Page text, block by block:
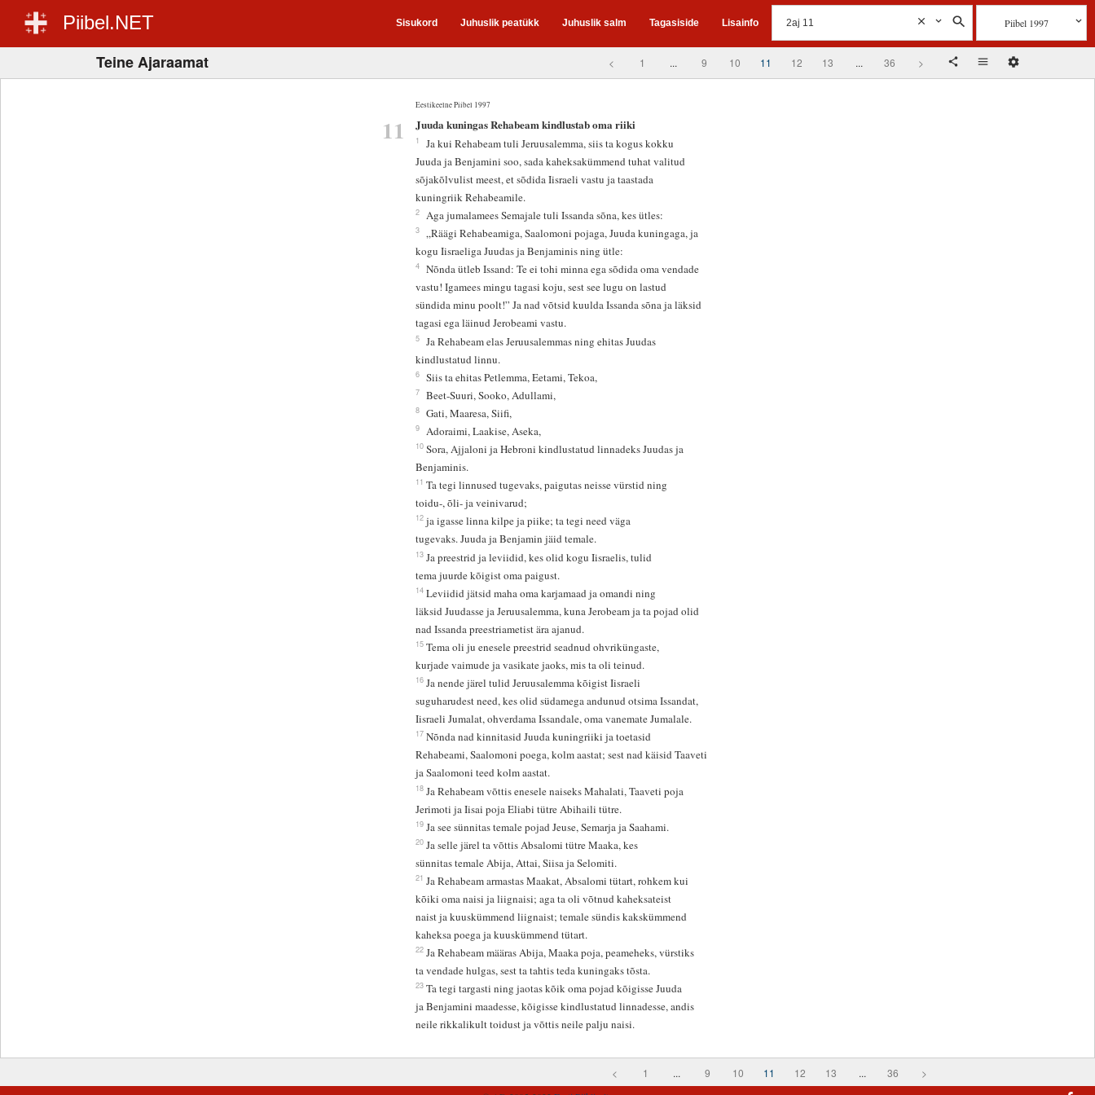
Piibel.NET Sisukord Juhuslik peatükk Juhuslik salm Tagasiside Lisainfo Piibel 1997
Teine Ajaraamat < 1 ... 9 10 11 12 13 ... 36 >
Eestikeelne Piibel 1997
11 Juuda kuningas Rehabeam kindlustab oma riiki
1
Ja kui Rehabeam tuli Jeruusalemma, siis ta kogus kokku
Juuda ja Benjamini soo, sada kaheksakümmend tuhat valitud
sõjakõlvulist meest, et sõdida Iisraeli vastu ja taastada
kuningriik Rehabeamile.
2 Aga jumalamees Semajale tuli Issanda sõna, kes ütles:
3 „Räägi Rehabeamiga, Saalomoni pojaga, Juuda kuningaga, ja
kogu Iisraeliga Juudas ja Benjaminis ning ütle:
4 Nõnda ütleb Issand: Te ei tohi minna ega sõdida oma vendade
vastu! Igamees mingu tagasi koju, sest see lugu on lastud
sündida minu poolt!” Ja nad võtsid kuulda Issanda sõna ja läksid
tagasi ega läinud Jerobeami vastu.
5 Ja Rehabeam elas Jeruusalemmas ning ehitas Juudas
kindlustatud linnu.
6 Siis ta ehitas Petlemma, Eetami, Tekoa,
7 Beet-Suuri, Sooko, Adullami,
8 Gati, Maaresa, Siifi,
9 Adoraimi, Laakise, Aseka,
10 Sora, Ajjaloni ja Hebroni kindlustatud linnadeks Juudas ja
Benjaminis.
11 Ta tegi linnused tugevaks, paigutas neisse vürstid ning
toidu-, õli- ja veinivarud;
12 ja igasse linna kilpe ja piike; ta tegi need väga
tugevaks. Juuda ja Benjamin jäid temale.
13 Ja preestrid ja leviidid, kes olid kogu Iisraelis, tulid
tema juurde kõigist oma paigust.
14 Leviidid jätsid maha oma karjamaad ja omandi ning
läksid Juudasse ja Jeruusalemma, kuna Jerobeam ja ta pojad olid
nad Issanda preestriametist ära ajanud.
15 Tema oli ju enesele preestrid seadnud ohvriküngaste,
kurjade vaimude ja vasikate jaoks, mis ta oli teinud.
16 Ja nende järel tulid Jeruusalemma kõigist Iisraeli
suguharudest need, kes olid südamega andunud otsima Issandat,
Iisraeli Jumalat, ohverdama Issandale, oma vanemate Jumalale.
17 Nõnda nad kinnitasid Juuda kuningriiki ja toetasid
Rehabeami, Saalomoni poega, kolm aastat; sest nad käisid Taaveti
ja Saalomoni teed kolm aastat.
18 Ja Rehabeam võttis enesele naiseks Mahalati, Taaveti poja
Jerimoti ja Iisai poja Eliabi tütre Abihaili tütre.
19 Ja see sünnitas temale pojad Jeuse, Semarja ja Saahami.
20 Ja selle järel ta võttis Absalomi tütre Maaka, kes
sünnitas temale Abija, Attai, Siisa ja Selomiti.
21 Ja Rehabeam armastas Maakat, Absalomi tütart, rohkem kui
kõiki oma naisi ja liignaisi; aga ta oli võtnud kaheksateist
naist ja kuuskümmend liignaist; temale sündis kakskümmend
kaheksa poega ja kuuskümmend tütart.
22 Ja Rehabeam määras Abija, Maaka poja, peameheks, vürstiks
ta vendade hulgas, sest ta tahtis teda kuningaks tõsta.
23 Ta tegi targasti ning jaotas kõik oma pojad kõigisse Juuda
ja Benjamini maadesse, kõigisse kindlustatud linnadesse, andis
neile rikkalikult toidust ja võttis neile palju naisi.
< 1 ... 9 10 11 12 13 ... 36 >